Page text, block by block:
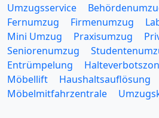
Umzugsservice
Fernumzug
Firmenumzug
Mini Umzug
Praxisumzug
Seniorenumzug
Entrümpelung
Möbellift
Haushaltsauflösung
Möbelmitfahrzentrale